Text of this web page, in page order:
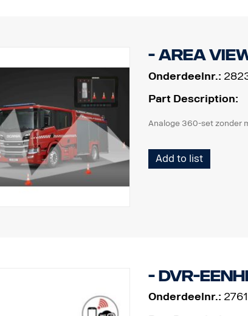
- Area
Onderdeelnr.:
Part Description:
Analoge 360-set zonder
Add to list
- DVR-
Onderdeelnr.: